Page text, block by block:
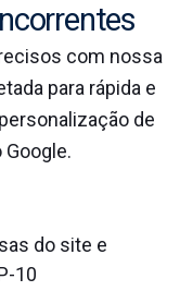
com nossa
para rápida e
de
Google.
do site e
10